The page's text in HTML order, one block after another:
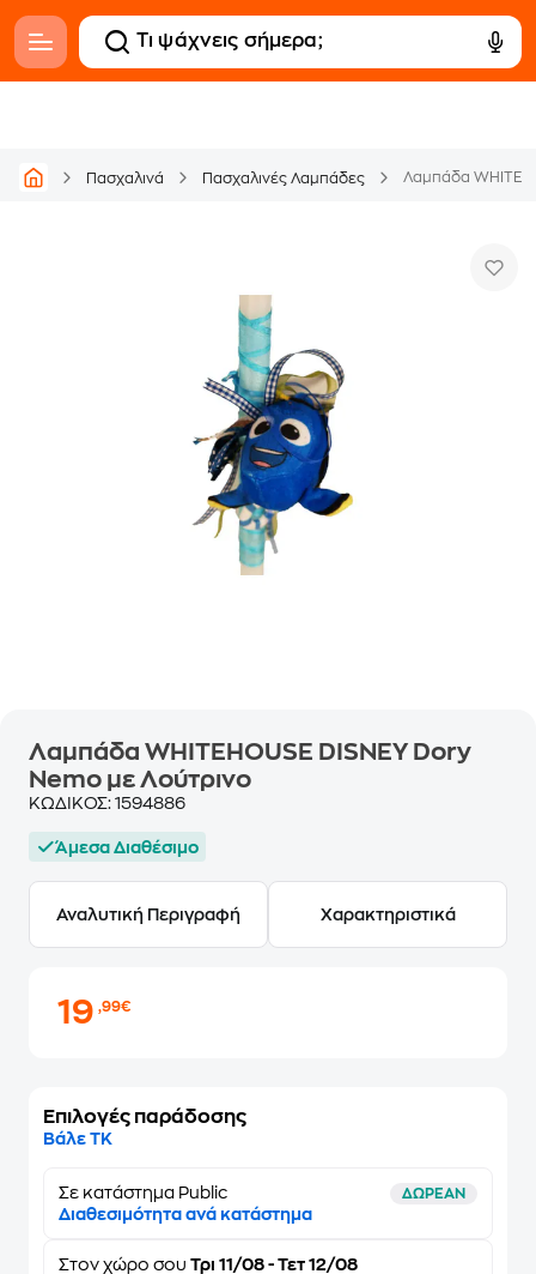
Πασχαλινά Πασχαλινές Λαμπάδες Λαμπάδα
Λαμπάδα WHITEHOUSE DISNEY Dory
Nemo με Λούτρινο
ΚΩΔΙΚΟΣ: 1594886
Άμεσα Διαθέσιμο
Αναλυτική Περιγραφή Χαρακτηριστικά
19,99€
Επιλογές παράδοσης
Βάλε ΤΚ
Σε κατάστημα Public ΔΩΡΕΑΝ
Διαθεσιμότητα ανά κατάστημα
Στον χώρο σου Τρι 11/08 - Τετ 12/08